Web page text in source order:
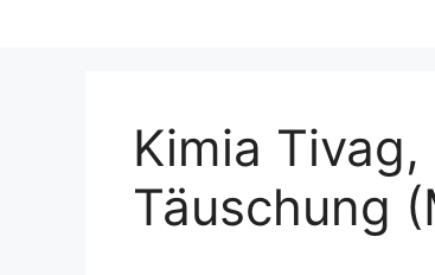
Kimia
Täuschung